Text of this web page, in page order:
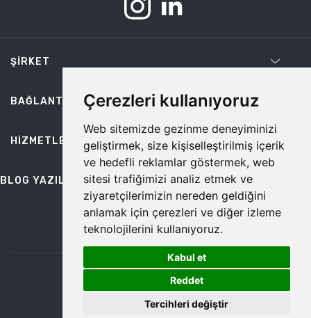
Çerezleri kullanıyoruz
Web sitemizde gezinme deneyiminizi
geliştirmek, size kişiselleştirilmiş içerik
ve hedefli reklamlar göstermek, web
sitesi trafiğimizi analiz etmek ve
ziyaretçilerimizin nereden geldiğini
anlamak için çerezleri ve diğer izleme
teknolojilerini kullanıyoruz.
Kabul et
Reddet
Tercihleri değiştir
ŞIRKET
BAĞLANTILAR
HIZMETLER
BLOG YAZILARI
bilgi@temiz.co
©2026 Temiz, Her Hakkı Saklıdır.